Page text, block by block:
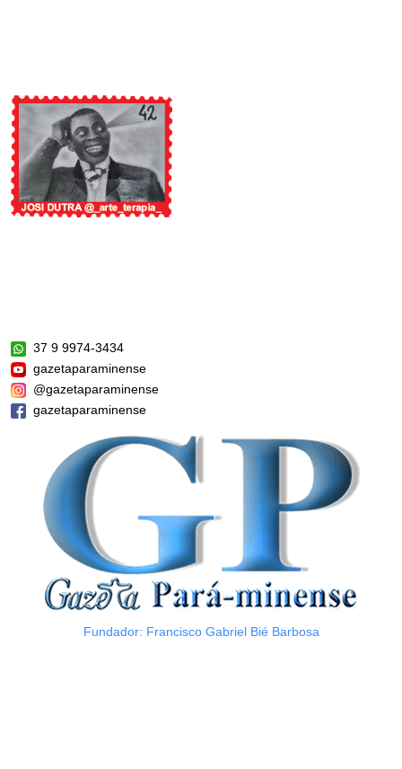
37 9 9974-3434
gazetaparaminense
@gazetaparaminense
gazetaparaminense
Fundador: Francisco Gabriel Bié Barbosa